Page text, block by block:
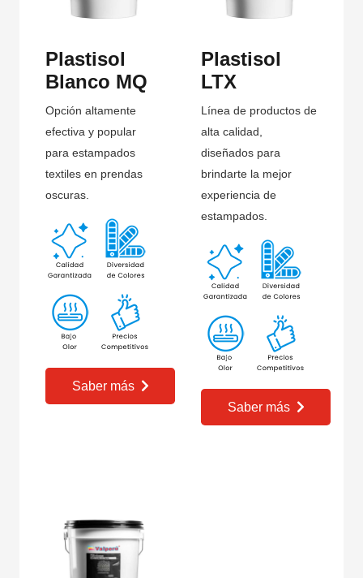
Plastisol
Blanco MQ
Opción altamente
efectiva y popular
para estampados
textiles en prendas
oscuras.
Saber más
Plastisol
LTX
Línea de productos de
alta calidad,
diseñados para
brindarte la mejor
experiencia de
estampados.
Saber más